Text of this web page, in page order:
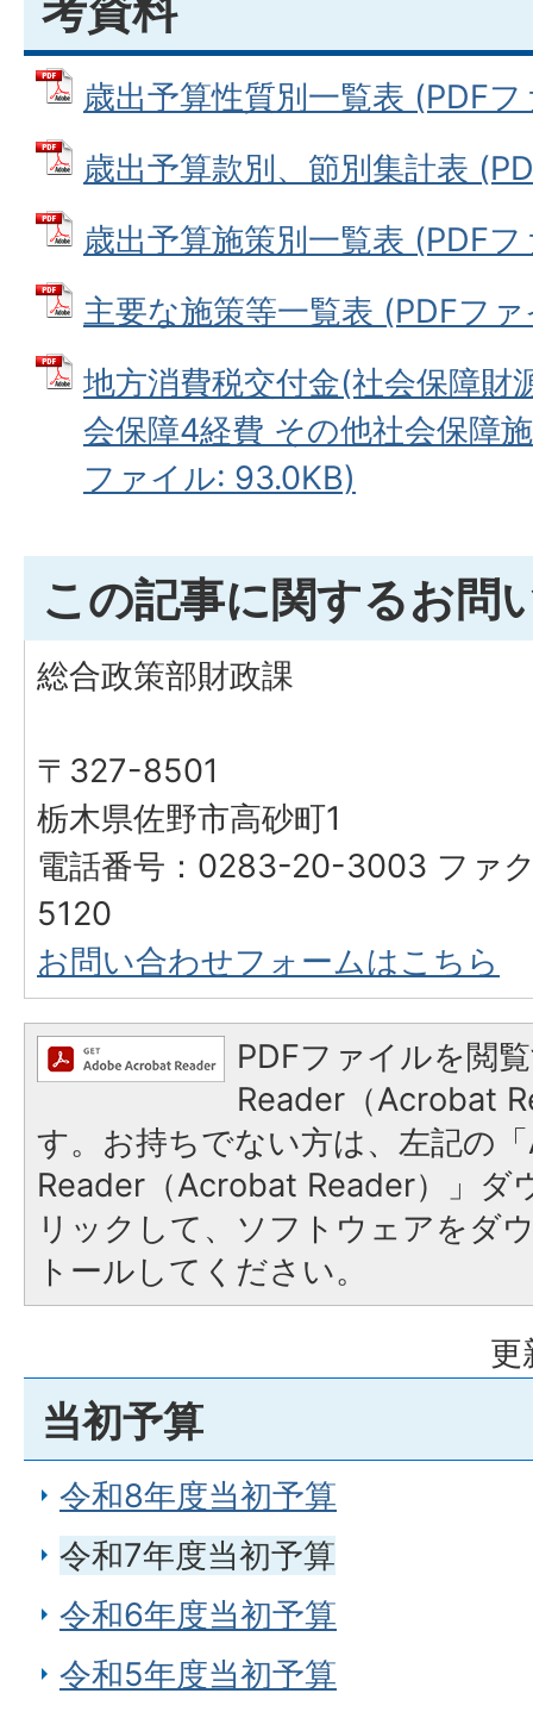
歳出予算性質別一覧表 (PDF
歳出予算款別、節別集計表
歳出予算施策別一覧表 (PDF
主要な施策等一覧表 (PDFフ
地方消費税交付金(社会保障財
会保障4経費 その他社会保障
ファイル: 93.0KB)
この記事に関するお問
総合政策部財政課
〒327-8501
栃木県佐野市高砂町1
電話番号：0283-20-3003 ファ
5120
お問い合わせフォームはこちら
PDFファイルを閲
Reader（Acrobat
す。お持ちでない方は、左記の
Reader（Acrobat Reader）」ダ
リックして、ソフトウェアをダ
トールしてください。
更
当初予算
令和8年度当初予算
令和7年度当初予算
令和6年度当初予算
令和5年度当初予算